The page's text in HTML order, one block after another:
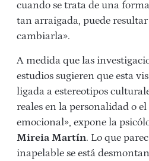
cuando se trata de una
tan arraigada, puede
cambiarla».
A medida que las
estudios sugieren que esta
ligada a estereotipos
reales en la personalidad o
emocional», expone la
Mireia Martín. Lo que
inapelable se está